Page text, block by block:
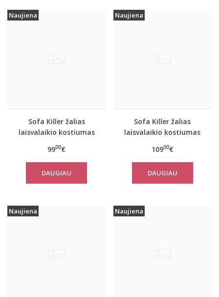
Naujiena
Sofa Killer žalias
laisvalaikio kostiumas
9900€
DAUGIAU
Naujiena
Sofa Killer žalias
laisvalaikio kostiumas
10900€
DAUGIAU
Naujiena Naujiena